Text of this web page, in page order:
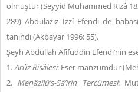
olmuştur (Seyyid Muhammed Rızâ
289) Abdülaziz İzzî Efendi de
tanındı (Akbayar 1996: 55).
Şeyh Abdullah Afîfüddin Efendi’nin
1.Arûz Risâlesi: Eser manzumdur
2. Menâzilü’s-Sâ’irin Tercümesi: